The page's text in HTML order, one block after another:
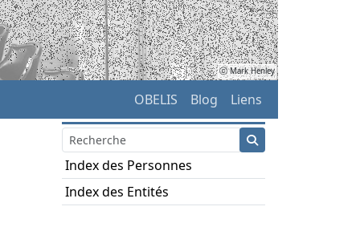
ⓒ Mark Henley
OBELIS Blog Liens
Index des Personnes
Index des Entités